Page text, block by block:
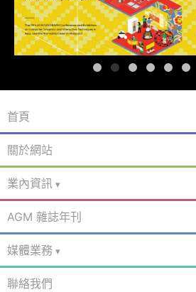
首頁
關於網站
業內資訊
AGM 雜誌年刊
媒體業務
聯絡我們